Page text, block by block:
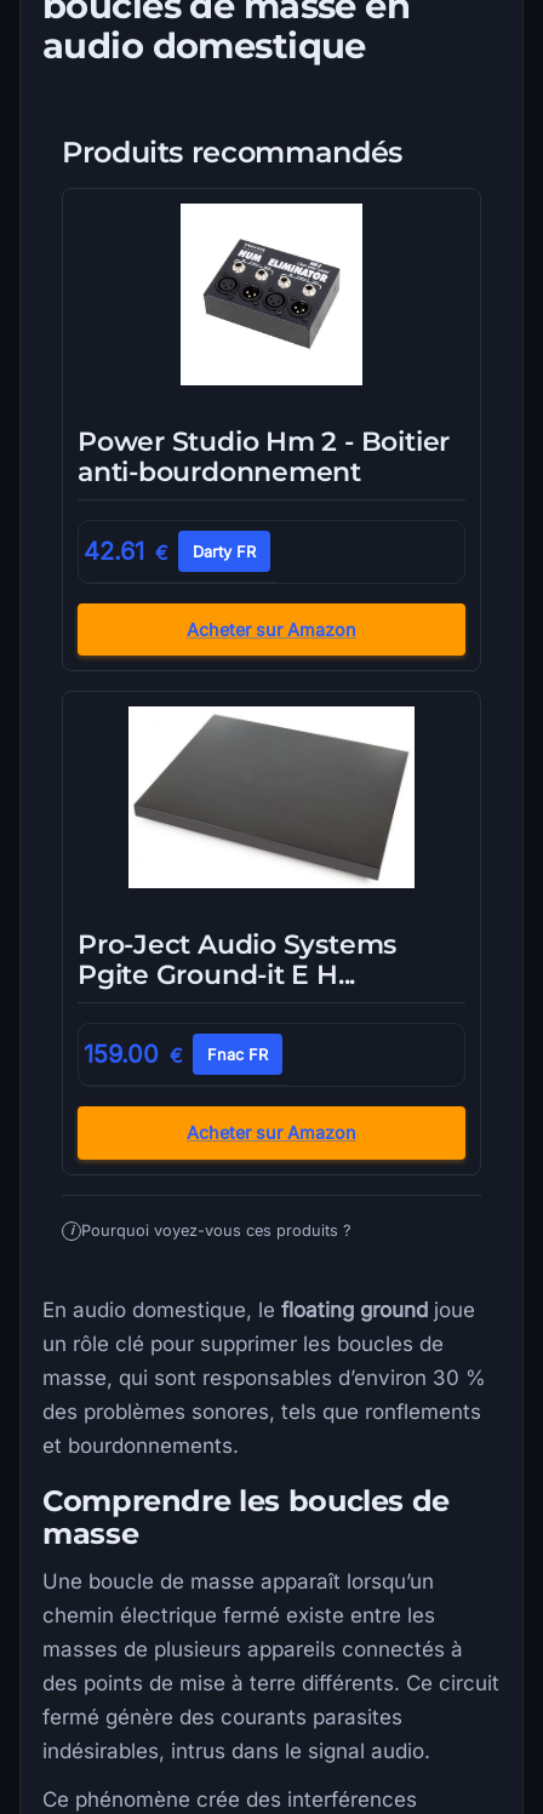
audio domestique
Produits recommandés
Power Studio Hm 2 - Boitier
anti-bourdonnement
42.61 € Darty FR
Acheter sur Amazon
Pro-Ject Audio Systems
Pgite Ground-it E H...
159.00 € Fnac FR
Acheter sur Amazon
i Pourquoi voyez-vous ces produits ?
En audio domestique, le floating ground joue
un rôle clé pour supprimer les boucles de
masse, qui sont responsables d’environ 30 %
des problèmes sonores, tels que ronflements
et bourdonnements.
Comprendre les boucles de
masse
Une boucle de masse apparaît lorsqu’un
chemin électrique fermé existe entre les
masses de plusieurs appareils connectés à
des points de mise à terre différents. Ce circuit
fermé génère des courants parasites
indésirables, intrus dans le signal audio.
Ce phénomène crée des interférences